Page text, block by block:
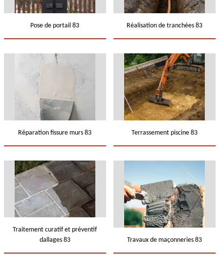
Pose de portail 83 Réalisation de tranchées 83
Réparation fissure murs 83 Terrassement piscine 83
Traitement curatif et préventif
dallages 83
Travaux de maçonneries 83